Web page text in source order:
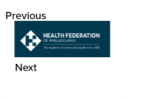
Previous
Next